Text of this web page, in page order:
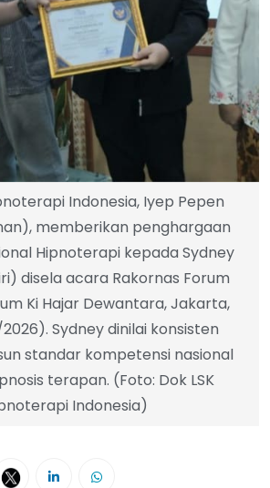
Indonesia, Iyep Pepen
memberikan penghargaan
Hipnoterapi kepada Sydney
disela acara Rakornas Forum
Ki Hajar Dewantara, Jakarta,
Sydney dinilai konsisten
standar kompetensi nasional
terapan. (Foto: Dok LSK
Indonesia)